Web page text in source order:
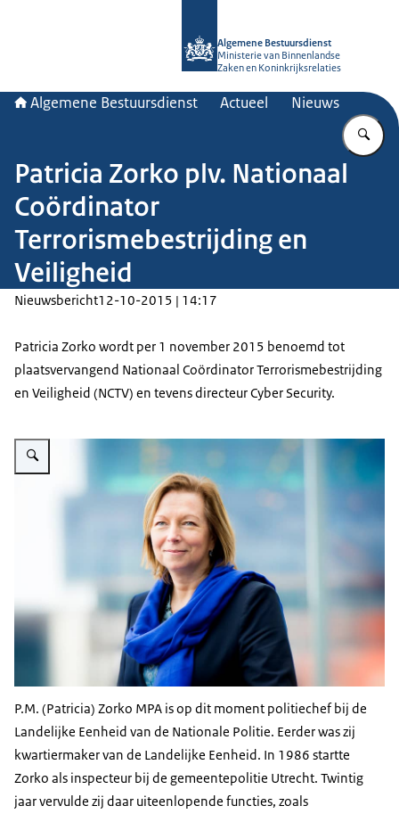
Algemene Bestuursdienst
Ministerie van Binnenlandse
Zaken en Koninkrijksrelaties
Algemene Bestuursdienst Actueel Nieuws
Patricia Zorko plv. Nationaal
Coördinator
Terrorismebestrijding en
Veiligheid
Nieuwsbericht12-10-2015 | 14:17
Patricia Zorko wordt per 1 november 2015 benoemd tot
plaatsvervangend Nationaal Coördinator Terrorismebestrijding
en Veiligheid (NCTV) en tevens directeur Cyber Security.
Vergroot afbeelding Zorko, P.
P.M. (Patricia) Zorko MPA is op dit moment politiechef bij de
Landelijke Eenheid van de Nationale Politie. Eerder was zij
kwartiermaker van de Landelijke Eenheid. In 1986 startte
Zorko als inspecteur bij de gemeentepolitie Utrecht. Twintig
jaar vervulde zij daar uiteenlopende functies, zoals